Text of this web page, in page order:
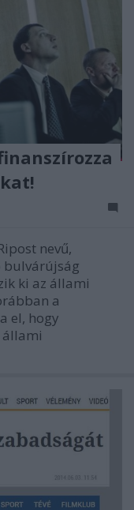
nevű,
ki az állami
a
el, hogy
állami